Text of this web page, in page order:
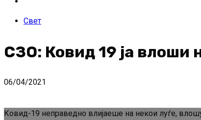
Свет
СЗО: Ковид 19 ја влоши
06/04/2021
Ковид-19 неправедно влијаеше на некои луѓе,